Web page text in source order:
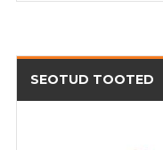
SEOTUD TOOTED